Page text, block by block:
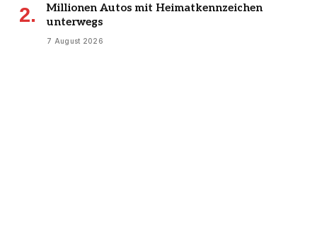
Millionen Autos mit Heimatkennzeichen
unterwegs
7 August 2026